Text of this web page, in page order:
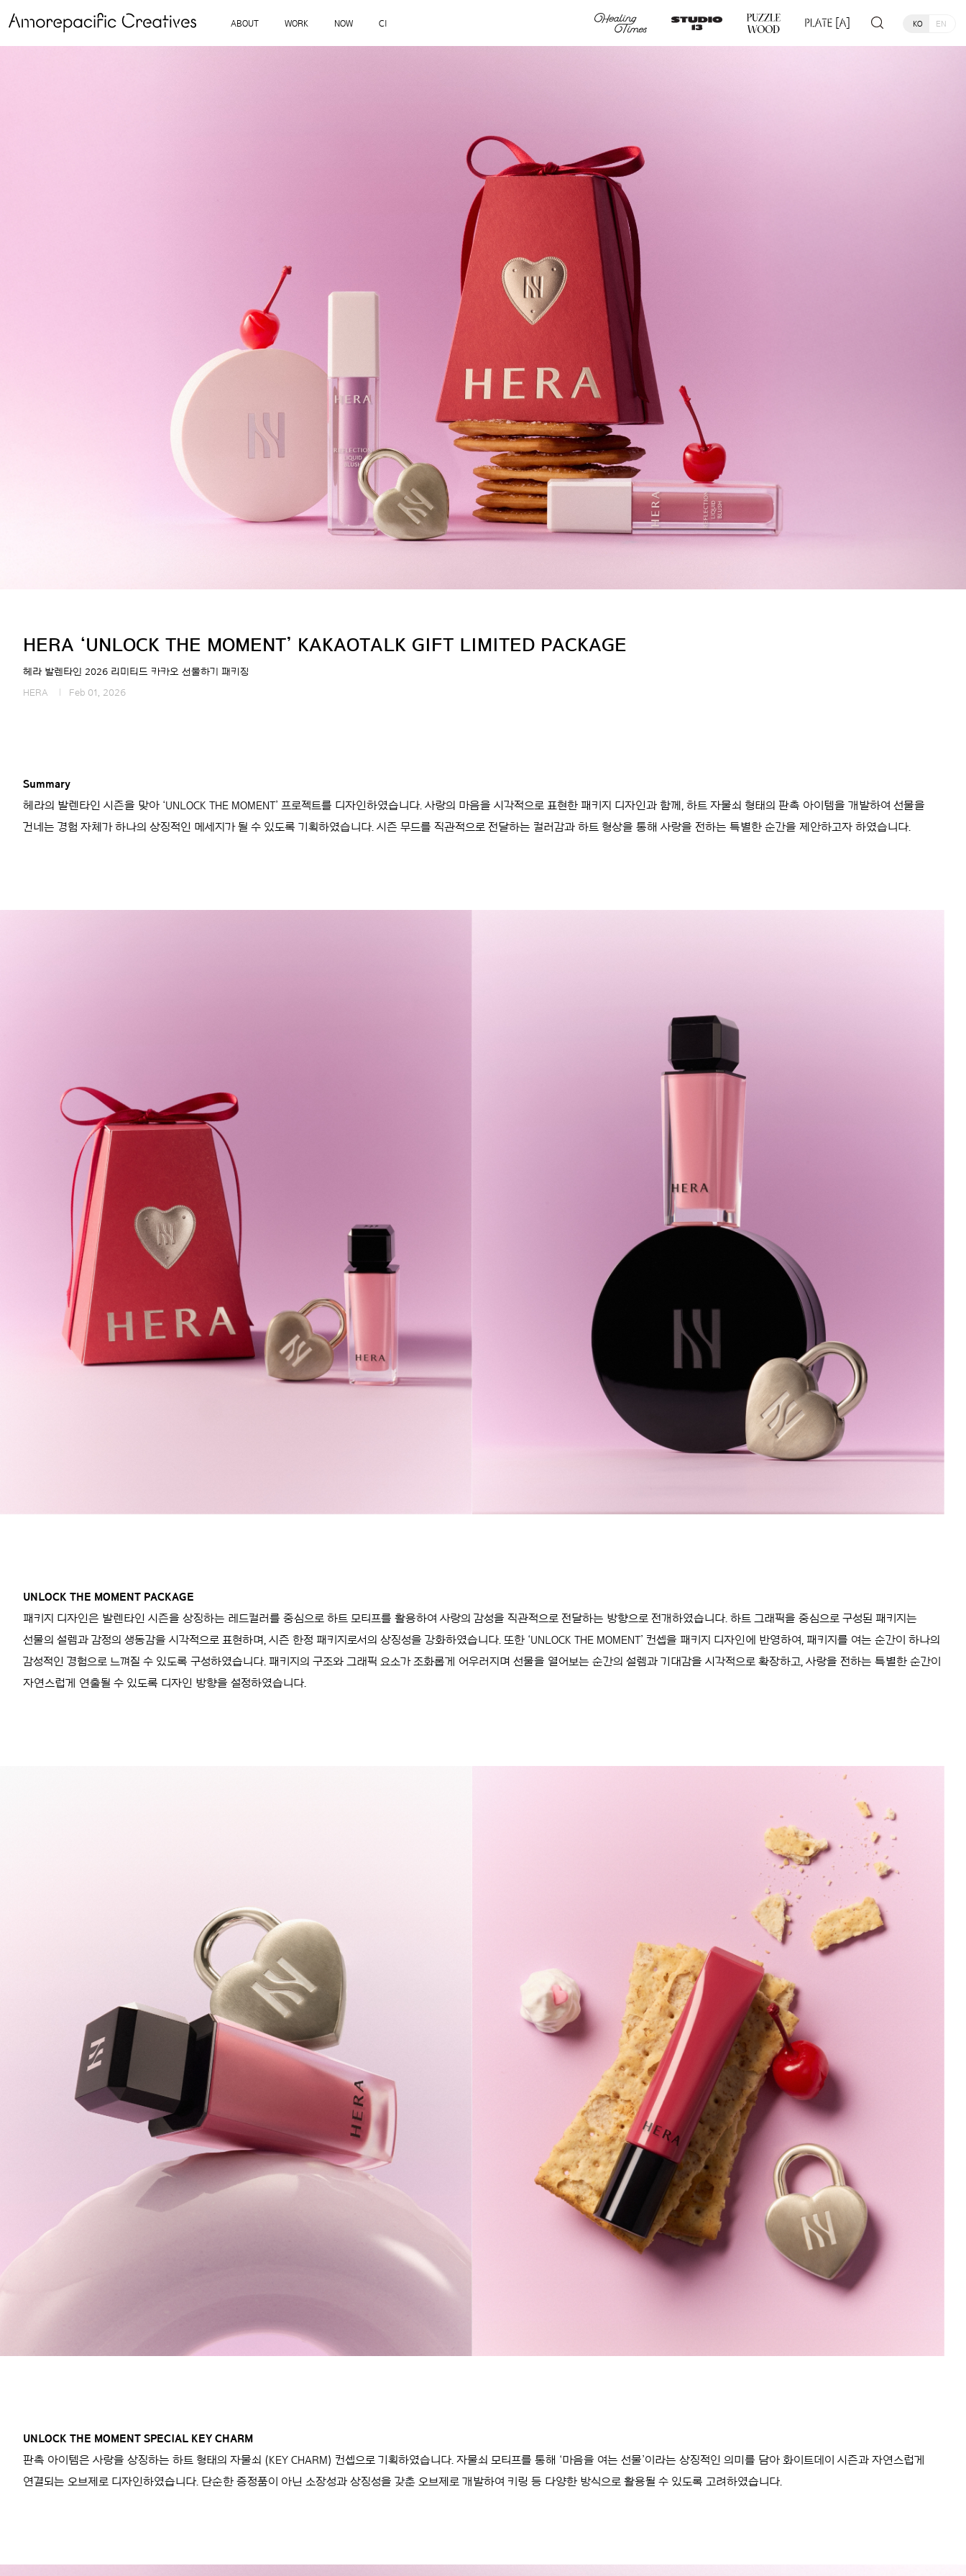
ABOUT WORK NOW CI KO EN
HERA ‘UNLOCK THE MOMENT’ KAKAOTALK GIFT LIMITED PACKAGE
헤라 발렌타인 2026 리미티드 카카오 선물하기 패키징
HERA Feb 01, 2026
Summary
헤라의 발렌타인 시즌을 맞아 ‘UNLOCK THE MOMENT’ 프로젝트를 디자인하였습니다. 사랑의 마음을 시각적으로 표현한 패키지 디자인과 함께, 하트 자물쇠 형태의 판촉 아이템을 개발하여 선물을
건네는 경험 자체가 하나의 상징적인 메세지가 될 수 있도록 기획하였습니다. 시즌 무드를 직관적으로 전달하는 컬러감과 하트 형상을 통해 사랑을 전하는 특별한 순간을 제안하고자 하였습니다.
UNLOCK THE MOMENT PACKAGE
패키지 디자인은 발렌타인 시즌을 상징하는 레드컬러를 중심으로 하트 모티프를 활용하여 사랑의 감성을 직관적으로 전달하는 방향으로 전개하였습니다. 하트 그래픽을 중심으로 구성된 패키지는
선물의 설렘과 감정의 생동감을 시각적으로 표현하며, 시즌 한정 패키지로서의 상징성을 강화하였습니다. 또한 ‘UNLOCK THE MOMENT’ 컨셉을 패키지 디자인에 반영하여, 패키지를 여는 순간이 하나의
감성적인 경험으로 느껴질 수 있도록 구성하였습니다. 패키지의 구조와 그래픽 요소가 조화롭게 어우러지며 선물을 열어보는 순간의 설렘과 기대감을 시각적으로 확장하고, 사랑을 전하는 특별한 순간이
자연스럽게 연출될 수 있도록 디자인 방향을 설정하였습니다.
UNLOCK THE MOMENT SPECIAL KEY CHARM
판촉 아이템은 사랑을 상징하는 하트 형태의 자물쇠 (KEY CHARM) 컨셉으로 기획하였습니다. 자물쇠 모티프를 통해 ‘마음을 여는 선물’이라는 상징적인 의미를 담아 화이트데이 시즌과 자연스럽게
연결되는 오브제로 디자인하였습니다. 단순한 증정품이 아닌 소장성과 상징성을 갖춘 오브제로 개발하여 키링 등 다양한 방식으로 활용될 수 있도록 고려하였습니다.